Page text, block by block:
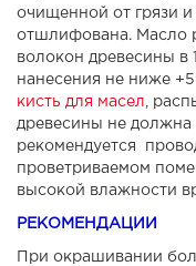
очищенной от грязи
отшлифована. Масло
волокон древесины в
нанесения не ниже
кисть для масел
,
древесины не должна
рекомендуется
проветриваемом
высокой влажности
РЕКОМЕНДАЦИИ
При окрашивании